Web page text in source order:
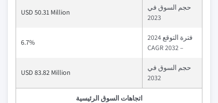
حجم السوق في
2023
USD 50.31 Million
فترة التوقع 2024
– 2032 CAGR
6.7%
حجم السوق في
2032
USD 83.82 Million
اتجاهات السوق الرئيسية